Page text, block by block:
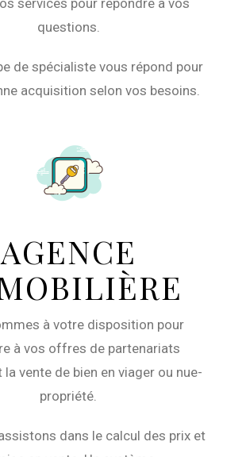
questions.
de spécialiste vous répond pour
acquisition selon vos besoins.
AGENCE
à votre disposition pour
à vos offres de partenariats
vente de bien en viager ou nue-
propriété.
dans le calcul des prix et